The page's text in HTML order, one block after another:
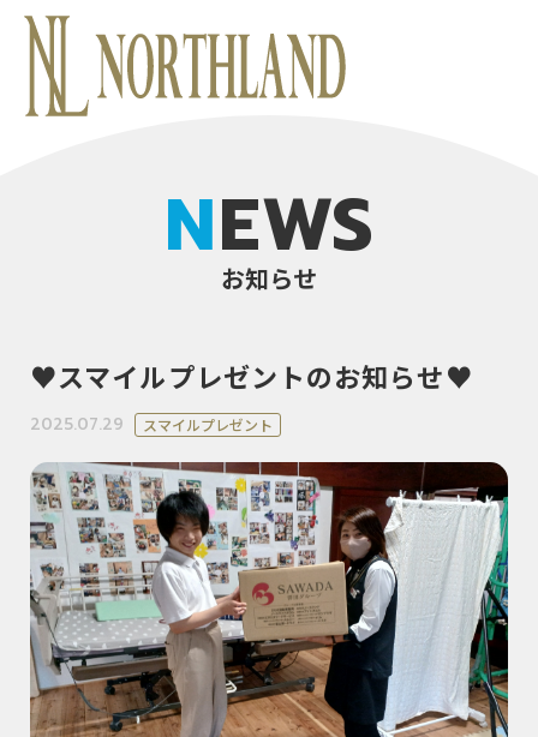
NEWS
お知らせ
♥スマイルプレゼントのお知らせ♥
2025.07.29 スマイルプレゼント